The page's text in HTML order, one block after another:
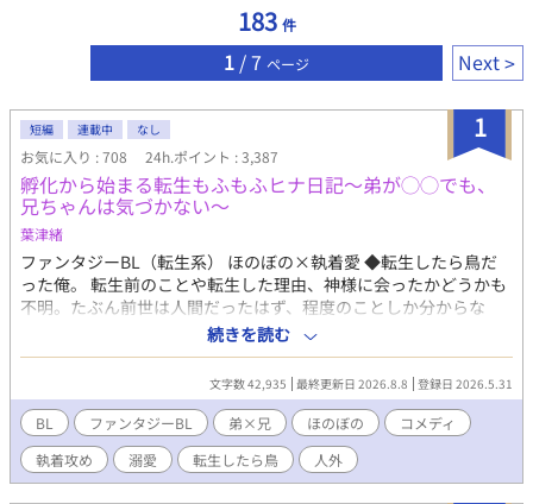
183 件
1 / 7 ページ Next
1
短編 連載中 なし
お気に入り : 708 24h.ポイント : 3,387
孵化から始まる転生もふもふヒナ日記〜弟が◯◯でも、
兄ちゃんは気づかない〜
葉津緒
ファンタジーBL（転生系） ほのぼの×執着愛 ◆転生したら鳥だ
った俺。 転生前のことや転生した理由、神様に会ったかどうかも
不明。たぶん前世は人間だったはず、程度のことしか分からな
い。ここが地球なのか異世界なのかも分からない。でもまあ難し
いことは考えず、今は鳥として頑張ろうかな。 能天気なポンコツ
転生雛鳥（兄）と、無口で目つきの悪い末っ子雛鳥（弟）によ
る、もふもふな日々……だけじゃない……？ ◆元人間のもふもふ
雛鳥（受）×正体を隠す重めな執着弟（攻）。一見かわいい二羽
のもふもふ兄弟たちの、すれ違いコメディ＆時々シリアス物語🐣
※本編は全年齢向けBLになります。 完結後に番外編にて少しだけ
いちゃいちゃな場面（R15程度）を書く予定です。
続きを読む
文字数 42,935 最終更新日 2026.8.8 登録日 2026.5.31
BL ファンタジーBL 弟×兄 ほのぼの
コメディ
執着攻め
溺愛 転生したら鳥 人外